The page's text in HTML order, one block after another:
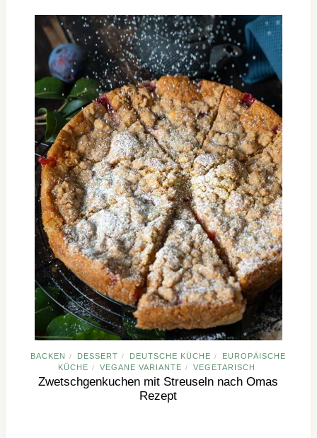
BACKEN / DESSERT / DEUTSCHE KÜCHE /
EUROPÄISCHE
KÜCHE / VEGANE VARIANTE / VEGETARISCH
Zwetschgenkuchen mit Streuseln nach Omas
Rezept